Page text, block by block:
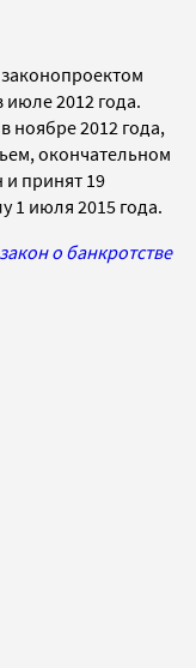
июле 2012 года.
ноябре 2012 года,
окончательном
и принят 19
1 июля 2015 года.
о банкротстве